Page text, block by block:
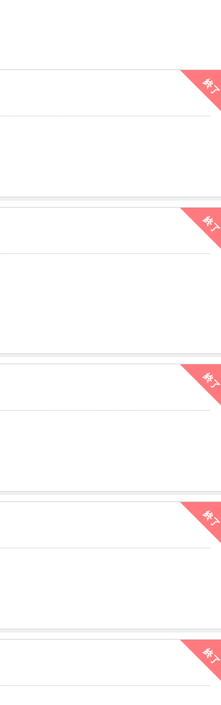
終了
終了
終了
終了
終了